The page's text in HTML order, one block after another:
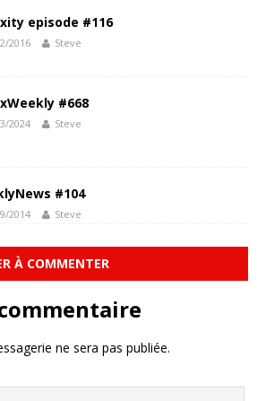
episode #116
2016 Steve
#668
2024 Steve
#104
2014 Steve
À COMMENTER
ne sera pas publiée.